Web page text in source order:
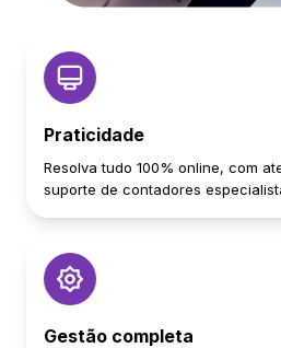
Praticidade
Resolva tudo 100% online, com
suporte de contadores
Gestão completa